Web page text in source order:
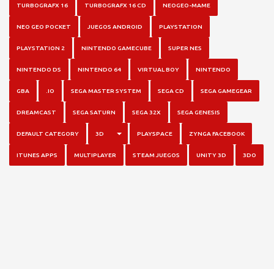
TURBOGRAFX 16 TURBOGRAFX 16 CD NEOGEO-MAME
NEO GEO POCKET JUEGOS ANDROID PLAYSTATION
PLAYSTATION 2 NINTENDO GAMECUBE SUPER NES
NINTENDO DS NINTENDO 64 VIRTUAL BOY NINTENDO
GBA .IO SEGA MASTER SYSTEM SEGA CD SEGA GAMEGEAR
DREAMCAST SEGA SATURN SEGA 32X SEGA GENESIS
DEFAULT CATEGORY 3D TOGGLE DROPDOWN
PLAYSPACE ZYNGA FACEBOOK
ITUNES APPS MULTIPLAYER STEAM JUEGOS UNITY 3D 3DO